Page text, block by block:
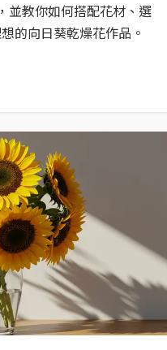
並教你如何搭配花材、選
的向日葵乾燥花作品。